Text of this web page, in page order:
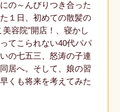
の～んびりつき合った
１日、初めての散髪の
容院”開店！、寝かし
てこられない40代パパ
の七五三、怒涛の子連
居へ。そして、娘の習
くも将来を考えてみた